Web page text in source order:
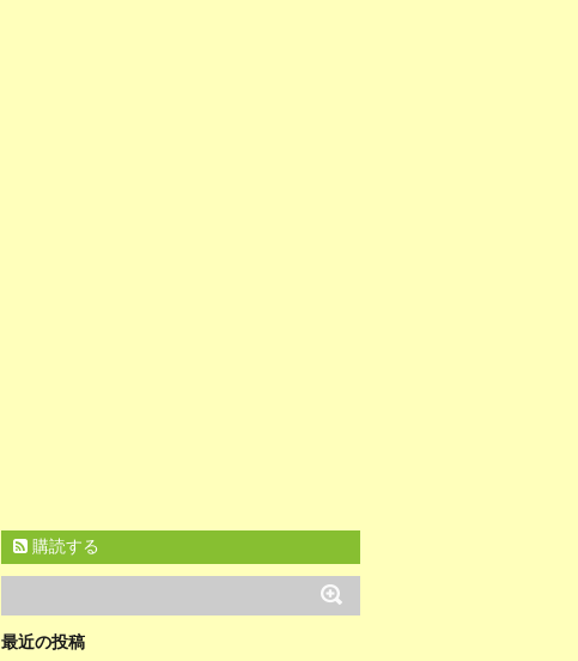
購読する
最近の投稿